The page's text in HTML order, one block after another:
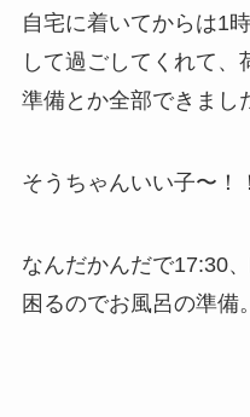
自宅に着いてからは1
して過ごしてくれて
準備とか全部できまし
そうちゃんいい子〜！
なんだかんだで17:30
困るのでお風呂の準備。